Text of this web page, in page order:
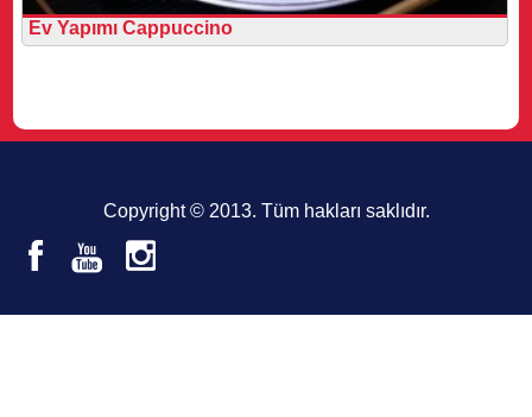
Ev Yapımı Cappuccino
Copyright © 2013. Tüm hakları saklıdır.